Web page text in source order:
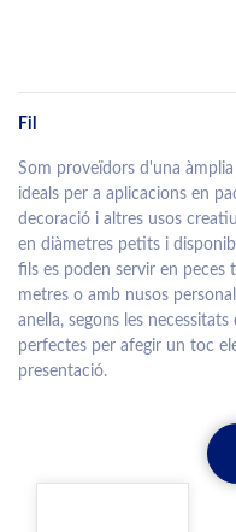
Fil
Som proveïdors d'una
ideals per a aplicacions en
decoració i altres usos
en diàmetres petits i
fils es poden servir en peces
metres o amb nusos
anella, segons les
perfectes per afegir un toc
presentació.